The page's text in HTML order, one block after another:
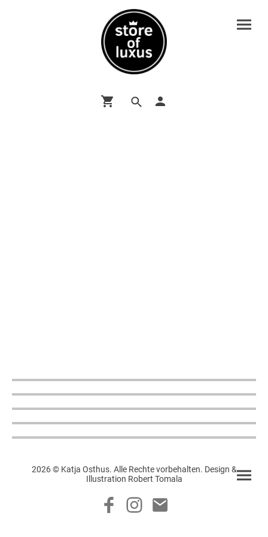
2026 © Katja Osthus. Alle Rechte vorbehalten. Design &
Illustration Robert Tomala